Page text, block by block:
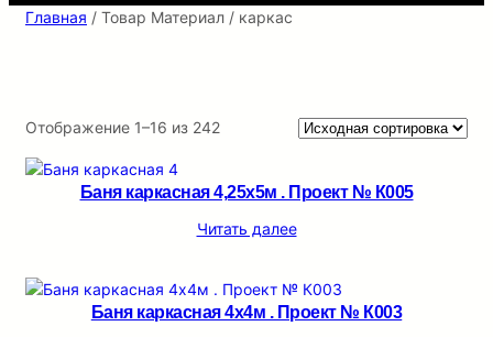
Главная / Товар Материал / каркас
Отображение 1–16 из 242
Баня каркасная 4,25х5м . Проект № К005
Читать далее
Баня каркасная 4х4м . Проект № К003